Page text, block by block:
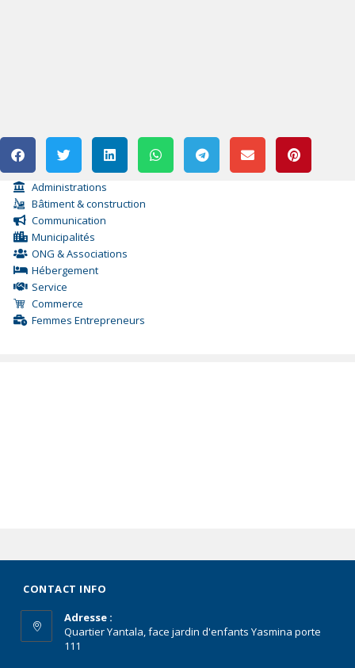
Administrations
Bâtiment & construction
Communication
Municipalités
ONG & Associations
Hébergement
Service
Commerce
Femmes Entrepreneurs
CONTACT INFO
Adresse :
Quartier Yantala, face jardin d'enfants Yasmina porte
111